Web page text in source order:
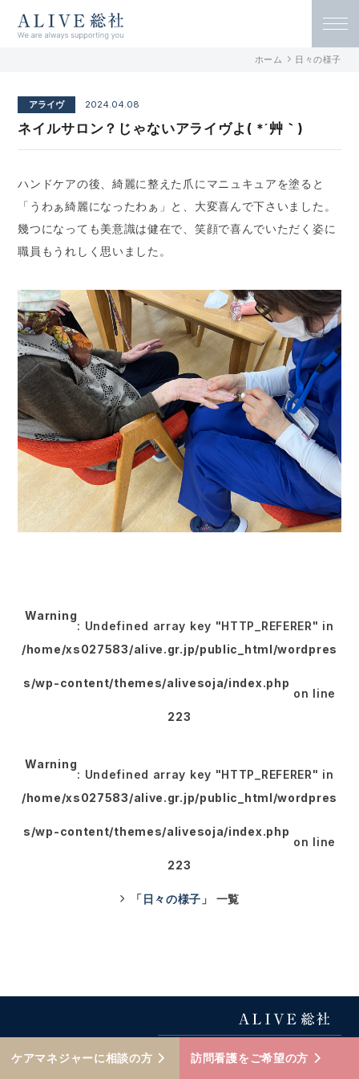
アンソレイユ総社
ホーム 日々の様子
アライヴ 2024.04.08
ネイルサロン？じゃないアライヴよ( *´艸｀)
ハンドケアの後、綺麗に整えた爪にマニュキュアを塗ると
「うわぁ綺麗になったわぁ」と、大変喜んで下さいました。
幾つになっても美意識は健在で、笑顔で喜んでいただく姿に
職員もうれしく思いました。
Warning
: Undefined array key "HTTP_REFERER" in
/home/xs027583/alive.gr.jp/public_html/wordpres
s/wp-content/themes/alivesoja/index.php
on line
223
Warning
: Undefined array key "HTTP_REFERER" in
/home/xs027583/alive.gr.jp/public_html/wordpres
s/wp-content/themes/alivesoja/index.php
on line
223
「日々の様子 」 一覧
アビリティ合同会社
ケアマネジャーに相談の方 訪問看護をご希望の方